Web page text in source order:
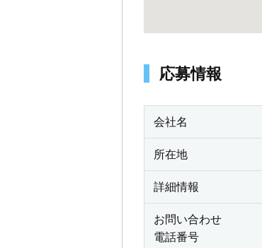
応募情報
会社名
所在地
詳細情報
お問い合わせ
電話番号